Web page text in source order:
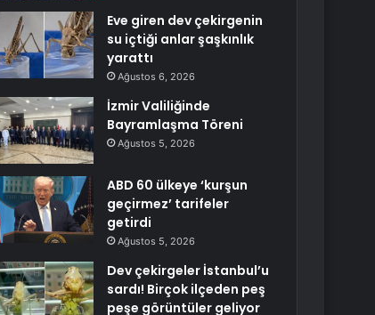
Eve giren dev çekirgenin
su içtiği anlar şaşkınlık
yarattı
Ağustos 6, 2026
İzmir Valiliğinde
Bayramlaşma Töreni
Ağustos 5, 2026
ABD 60 ülkeye ‘kurşun
geçirmez’ tarifeler
getirdi
Ağustos 5, 2026
Dev çekirgeler İstanbul’u
sardı! Birçok ilçeden peş
peşe görüntüler geliyor